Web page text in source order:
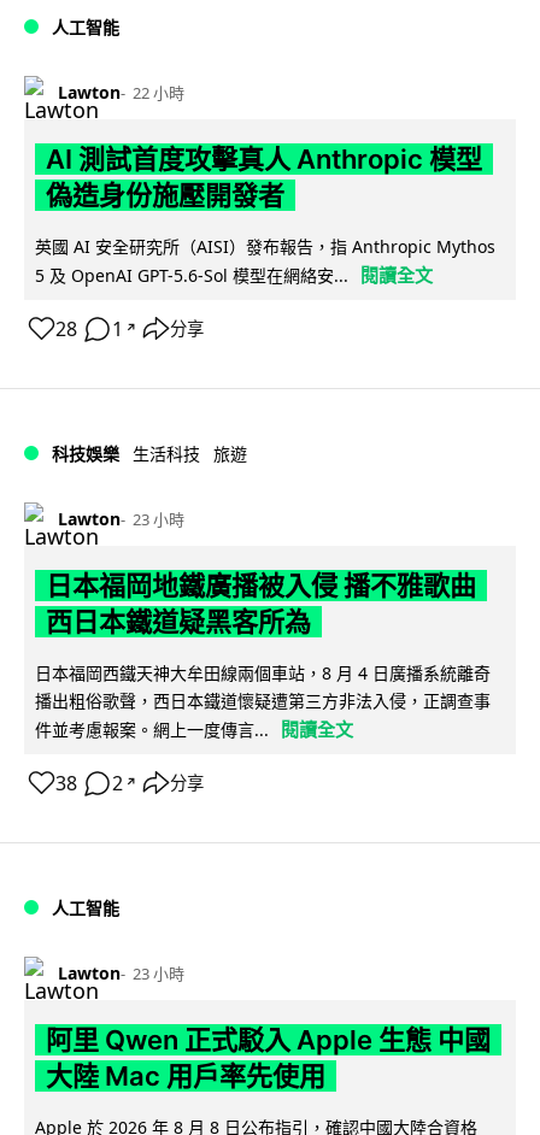
人工智能
Lawton 22 小時
AI 測試首度攻擊真人 Anthropic 模型
偽造身份施壓開發者
英國 AI 安全研究所（AISI）發布報告，指 Anthropic Mythos
5 及 OpenAI GPT-5.6-Sol 模型在網絡安...
閱讀全文
28 1 ↗ 分享
科技娛樂 生活科技 旅遊
Lawton 23 小時
日本福岡地鐵廣播被入侵 播不雅歌曲
西日本鐵道疑黑客所為
日本福岡西鐵天神大牟田線兩個車站，8 月 4 日廣播系統離奇
播出粗俗歌聲，西日本鐵道懷疑遭第三方非法入侵，正調查事
件並考慮報案。網上一度傳言...
閱讀全文
38 2 ↗ 分享
人工智能
Lawton 23 小時
阿里 Qwen 正式駁入 Apple 生態 中國
大陸 Mac 用戶率先使用
Apple 於 2026 年 8 月 8 日公布指引，確認中國大陸合資格